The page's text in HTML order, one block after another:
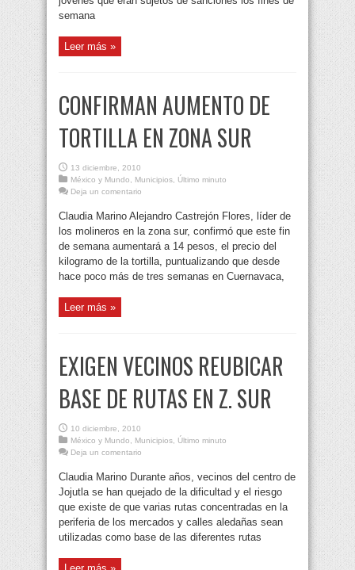
semana
Leer más »
CONFIRMAN AUMENTO DE
TORTILLA EN ZONA SUR
13 diciembre, 2010
México y Mundo, Municipios, Último minuto
Deja un comentario
Claudia Marino Alejandro Castrejón Flores, líder de
los molineros en la zona sur, confirmó que este fin
de semana aumentará a 14 pesos, el precio del
kilogramo de la tortilla, puntualizando que desde
hace poco más de tres semanas en Cuernavaca,
Leer más »
EXIGEN VECINOS REUBICAR
BASE DE RUTAS EN Z. SUR
10 diciembre, 2010
México y Mundo, Municipios, Último minuto
Deja un comentario
Claudia Marino Durante años, vecinos del centro de
Jojutla se han quejado de la dificultad y el riesgo
que existe de que varias rutas concentradas en la
periferia de los mercados y calles aledañas sean
utilizadas como base de las diferentes rutas